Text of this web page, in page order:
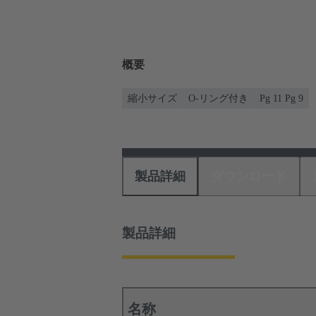
概要
縮小サイズ O-リング付き Pg 11 Pg 9
製品詳細
製品詳細
名称